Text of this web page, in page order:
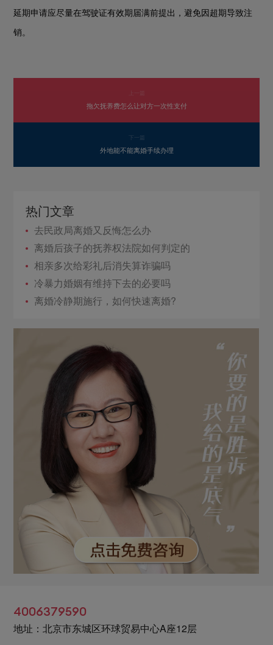
延期申请应尽量在驾驶证有效期届满前提出，避免因超期导致注
销。
上一篇
拖欠抚养费怎么让对方一次性支付
下一篇
外地能不能离婚手续办理
热门文章
去民政局离婚又反悔怎么办
离婚后孩子的抚养权法院如何判定的
相亲多次给彩礼后消失算诈骗吗
冷暴力婚姻有维持下去的必要吗
离婚冷静期施行，如何快速离婚?
4006379590
地址：北京市东城区环球贸易中心A座12层